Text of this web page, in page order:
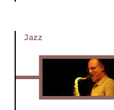
Jazz